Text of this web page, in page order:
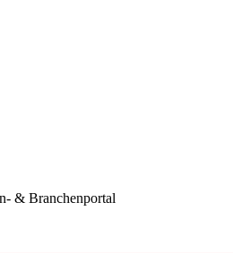
& Branchenportal